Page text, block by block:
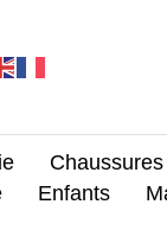
Chaussures
Enfants